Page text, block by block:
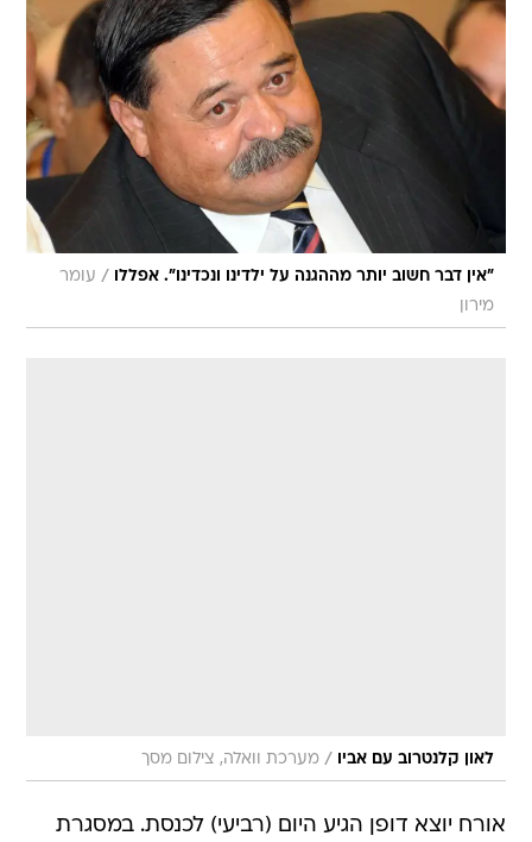
"אין דבר חשוב יותר מההגנה על ילדינו ונכדינו". אפללו / עומר
מירון
לאון קלנטרוב עם אביו / מערכת וואלה, צילום מסך
אורח יוצא דופן הגיע היום (רביעי) לכנסת. במסגרת